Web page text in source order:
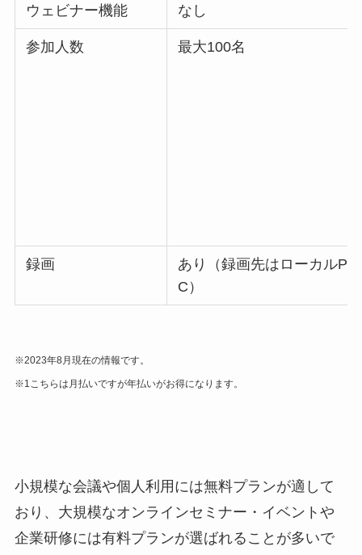
ウェビナー機能 なし
参加人数 最大100名
録画
あり（録画先はローカルP
C）
※2023年8月現在の情報です。
※1こちらは月払いですが年払いがお得になります。
小規模な会議や個人利用には無料プランが適して
おり、大規模なオンラインセミナー・イベントや
企業研修には有料プランが選ばれることが多いで